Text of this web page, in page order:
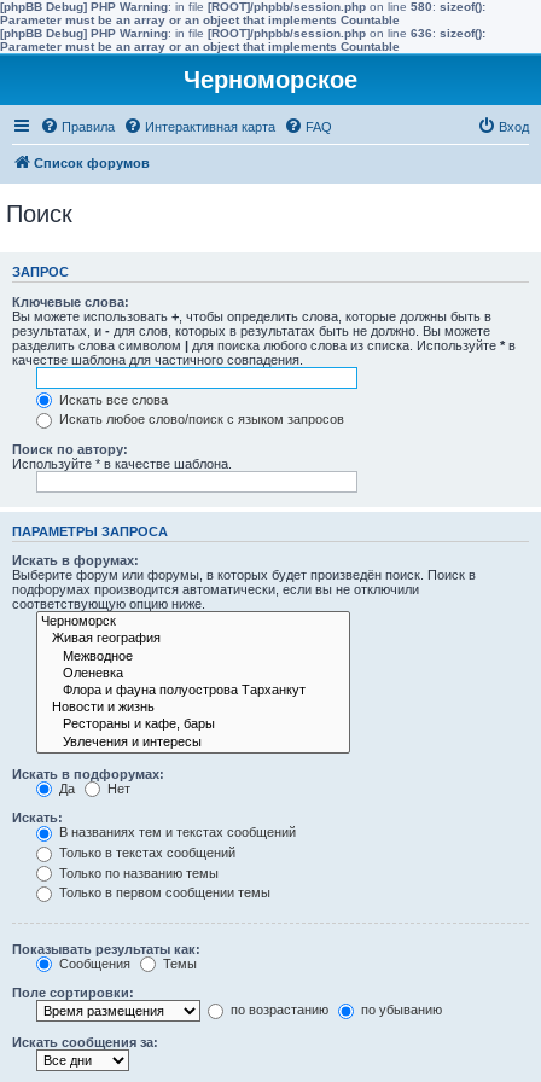
[phpBB Debug] PHP Warning: in file [ROOT]/phpbb/session.php on line 580: sizeof():
Parameter must be an array or an object that implements Countable
[phpBB Debug] PHP Warning: in file [ROOT]/phpbb/session.php on line 636: sizeof():
Parameter must be an array or an object that implements Countable
Черноморское
Правила Интерактивная карта FAQ Вход
Список форумов
Поиск
ЗАПРОС
Ключевые слова:
Вы можете использовать + , чтобы определить слова, которые должны быть в
результатах, и - для слов, которых в результатах быть не должно. Вы можете
разделить слова символом | для поиска любого слова из списка. Используйте * в
качестве шаблона для частичного совпадения.
Искать все слова
Искать любое слово/поиск с языком запросов
Поиск по автору:
Используйте * в качестве шаблона.
ПАРАМЕТРЫ ЗАПРОСА
Искать в форумах:
Выберите форум или форумы, в которых будет произведён поиск. Поиск в
подфорумах производится автоматически, если вы не отключили
соответствующую опцию ниже.
Искать в подфорумах:
Да
Нет
Искать:
В названиях тем и текстах сообщений
Только в текстах сообщений
Только по названию темы
Только в первом сообщении темы
Показывать результаты как:
Сообщения
Темы
Поле сортировки:
по возрастанию
по убыванию
Искать сообщения за: